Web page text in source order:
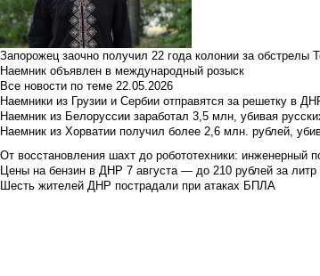
Запорожец заочно получил 22 года колонии за обстрелы
Наемник объявлен в международный розыск
Все новости по теме 22.05.2026
Наемники из Грузии и Сербии отправятся за решетку в
Наемник из Белоруссии заработал 3,5 млн, убивая
Наемник из Хорватии получил более 2,6 млн. рублей,
От восстановления шахт до робототехники: инженерный
Цены на бензин в ДНР 7 августа — до 210 рублей за литр
Шесть жителей ДНР пострадали при атаках БПЛА